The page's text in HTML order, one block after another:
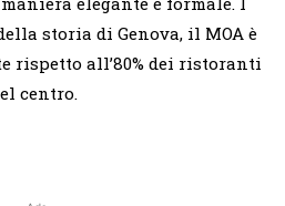
storia di Genova, il MOA è
rispetto all’80% dei ristoranti
centro.